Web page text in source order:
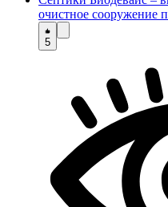
очистное сооружение
5